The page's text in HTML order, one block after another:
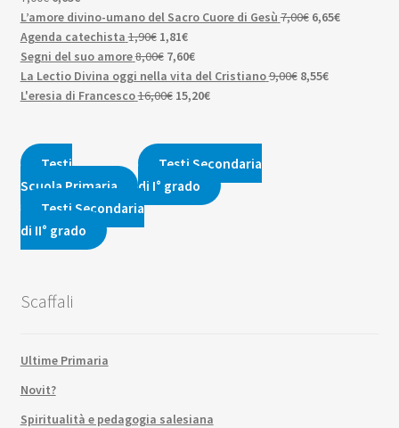
3,50€.
era:
prezzo
originale
era:
7,00€.
prezzo
attuale
è:
6,65€.
L’amore divino-umano del Sacro Cuore di Gesù 7,00€ Il
era:
6,65€Il
Agenda catechista 1,90€ Il
prezzo
originale
era:
1,81€Il
prezzo
attuale
è:
Segni del suo amore8,00€ Il
prezzo
originale
7,60€Il
prezzo
attuale
La Lectio Divina oggi nella vita del Cristiano9,00€ Il8,55€Il
L'eresia di Francesco16,00€ Il
16,00€.
15,20€Il
15,20€.
Testi
Scuola Primaria
Testi Secondaria
di I° grado
Testi Secondaria
di II° grado
Scaffali
Ultime Primaria
Novit?
Spiritualità e pedagogia salesiana